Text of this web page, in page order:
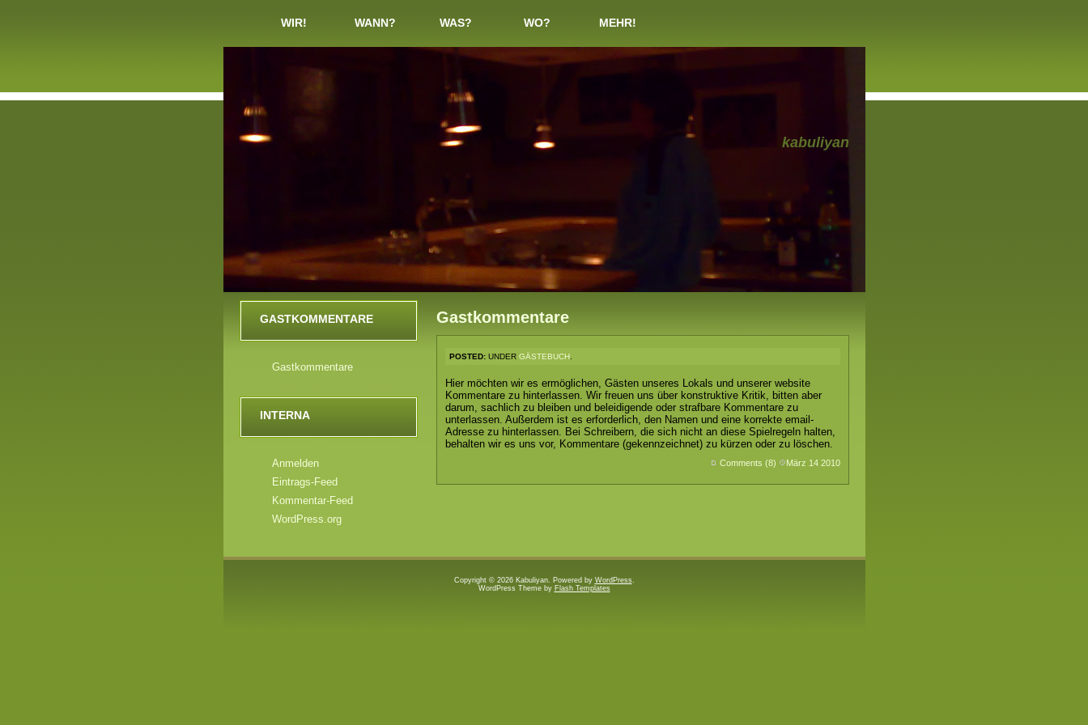
WIR! WANN? WAS? WO? MEHR!
kabuliyan
Gastkommentare
POSTED:UNDER GÄSTEBUCH.
Hier möchten wir es ermöglichen, Gästen unseres Lokals und unserer website
Kommentare zu hinterlassen. Wir freuen uns über konstruktive Kritik, bitten aber
darum, sachlich zu bleiben und beleidigende oder strafbare Kommentare zu
unterlassen. Außerdem ist es erforderlich, den Namen und eine korrekte email-
Adresse zu hinterlassen. Bei Schreibern, die sich nicht an diese Spielregeln halten,
behalten wir es uns vor, Kommentare (gekennzeichnet) zu kürzen oder zu löschen.
Comments (8) März 14 2010
GASTKOMMENTARE
Gastkommentare
INTERNA
Anmelden
Eintrags-Feed
Kommentar-Feed
WordPress.org
Copyright © 2026 Kabuliyan. Powered by WordPress.
WordPress Theme by Flash Templates